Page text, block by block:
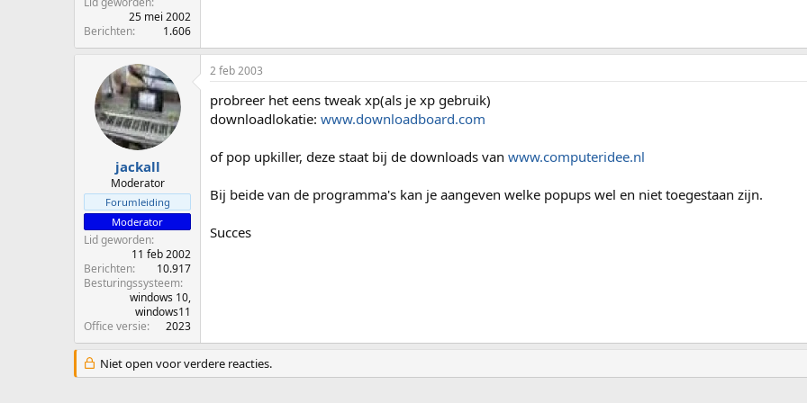
25 mei 2002
Berichten
1.606
jackall
Moderator
Forumleiding
Moderator
Lid geworden
11 feb 2002
Berichten
10.917
Besturingssysteem
windows 10,
windows11
Office versie
2023
2 feb 2003
probreer het eens tweak xp(als je xp gebruik)
downloadlokatie: www.downloadboard.com
of pop upkiller, deze staat bij de downloads van www.computeridee.nl
Bij beide van de programma's kan je aangeven welke popups wel en niet toegestaan zijn.
Succes
Niet open voor verdere reacties.